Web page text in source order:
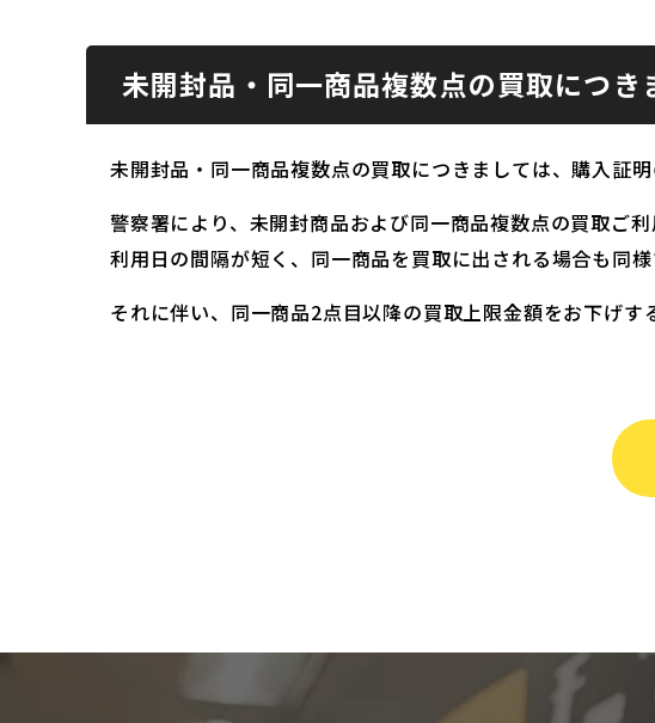
未開封品・同一商品複数点の買取につき
未開封品・同一商品複数点の買取につきましては、購入証明
警察署により、未開封商品および同一商品複数点の買取ご
利用日の間隔が短く、同一商品を買取に出される場合も同様
それに伴い、同一商品2点目以降の買取上限金額をお下げす